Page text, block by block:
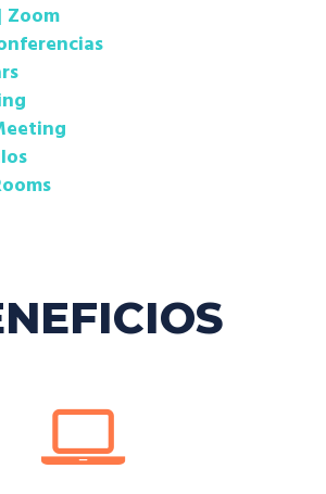
Zoom